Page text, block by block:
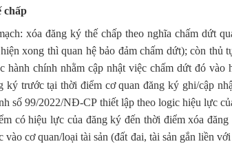
chấp
xóa đăng ký thế chấp theo nghĩa chấm dứt
xong thì quan hệ bảo đảm chấm dứt); còn thủ
hành chính nhằm cập nhật việc chấm dứt đó
ký trước tại thời điểm cơ quan đăng ký ghi/cập
số 99/2022/NĐ-CP thiết lập theo logic hiệu lực
có hiệu lực của đăng ký đến thời điểm xóa
cơ quan/loại tài sản (đất đai, tài sản gắn liền